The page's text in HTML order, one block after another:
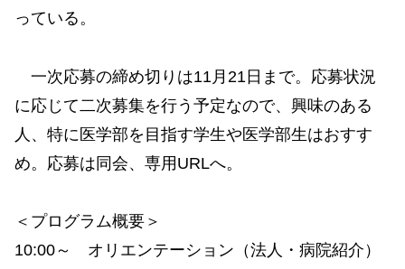
っている。
一次応募の締め切りは11月21日まで。応募状況
に応じて二次募集を行う予定なので、興味のある
人、特に医学部を目指す学生や医学部生はおすす
め。応募は同会、専用URLへ。
＜プログラム概要＞
10:00～ オリエンテーション（法人・病院紹介）